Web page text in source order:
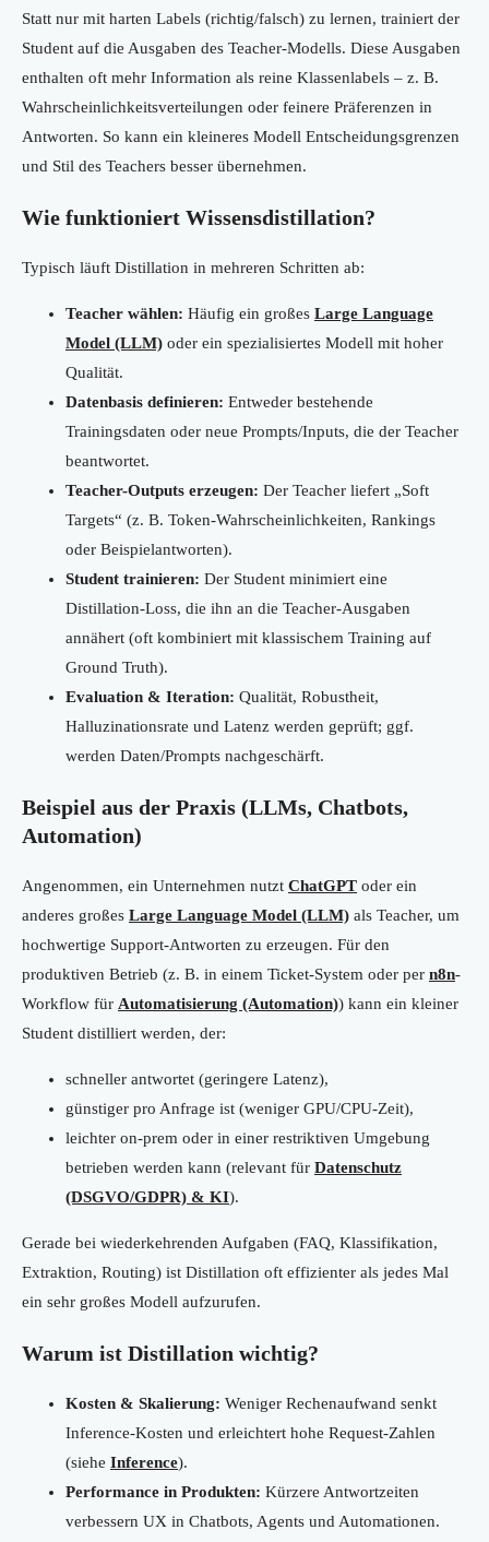
Statt nur mit harten Labels (richtig/falsch) zu lernen, trainiert der
Student auf die Ausgaben des Teacher-Modells. Diese Ausgaben
enthalten oft mehr Information als reine Klassenlabels – z. B.
Wahrscheinlichkeitsverteilungen oder feinere Präferenzen in
Antworten. So kann ein kleineres Modell Entscheidungsgrenzen
und Stil des Teachers besser übernehmen.
Wie funktioniert Wissensdistillation?
Typisch läuft Distillation in mehreren Schritten ab:
Teacher wählen: Häufig ein großes Large Language
Model (LLM) oder ein spezialisiertes Modell mit hoher
Qualität.
Datenbasis definieren: Entweder bestehende
Trainingsdaten oder neue Prompts/Inputs, die der Teacher
beantwortet.
Teacher-Outputs erzeugen: Der Teacher liefert „Soft
Targets“ (z. B. Token-Wahrscheinlichkeiten, Rankings
oder Beispielantworten).
Student trainieren: Der Student minimiert eine
Distillation-Loss, die ihn an die Teacher-Ausgaben
annähert (oft kombiniert mit klassischem Training auf
Ground Truth).
Evaluation & Iteration: Qualität, Robustheit,
Halluzinationsrate und Latenz werden geprüft; ggf.
werden Daten/Prompts nachgeschärft.
Beispiel aus der Praxis (LLMs, Chatbots,
Automation)
Angenommen, ein Unternehmen nutzt ChatGPT oder ein
anderes großes Large Language Model (LLM) als Teacher, um
hochwertige Support-Antworten zu erzeugen. Für den
produktiven Betrieb (z. B. in einem Ticket-System oder per n8n-
Workflow für Automatisierung (Automation)) kann ein kleiner
Student distilliert werden, der:
schneller antwortet (geringere Latenz),
günstiger pro Anfrage ist (weniger GPU/CPU-Zeit),
leichter on-prem oder in einer restriktiven Umgebung
betrieben werden kann (relevant für Datenschutz
(DSGVO/GDPR) & KI).
Gerade bei wiederkehrenden Aufgaben (FAQ, Klassifikation,
Extraktion, Routing) ist Distillation oft effizienter als jedes Mal
ein sehr großes Modell aufzurufen.
Warum ist Distillation wichtig?
Kosten & Skalierung: Weniger Rechenaufwand senkt
Inference-Kosten und erleichtert hohe Request-Zahlen
(siehe Inference).
Performance in Produkten: Kürzere Antwortzeiten
verbessern UX in Chatbots, Agents und Automationen.